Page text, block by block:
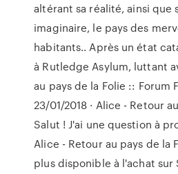
altérant sa réalité, ainsi que
imaginaire, le pays des
habitants.. Après un état
à Rutledge Asylum, luttant
au pays de la Folie :: Forum
23/01/2018 · Alice - Retour
Salut ! J'ai une question à
Alice - Retour au pays de la
plus disponible à l'achat sur